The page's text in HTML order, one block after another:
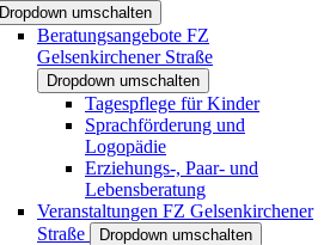
Dropdown umschalten
Beratungsangebote FZ
Gelsenkirchener Straße
Dropdown umschalten
Tagespflege für Kinder
Sprachförderung und
Logopädie
Erziehungs-, Paar- und
Lebensberatung
Veranstaltungen FZ Gelsenkirchener
Straße
Dropdown umschalten